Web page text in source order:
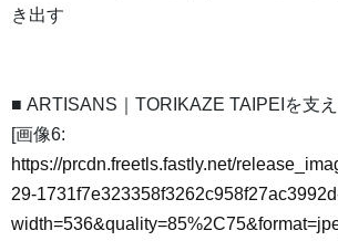
き出す
■ ARTISANS｜TORIKAZE TAIPEIを支
[画像6:
https://prcdn.freetls.fastly.net/
29-